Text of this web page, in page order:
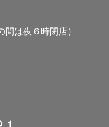
は夜６時閉店）